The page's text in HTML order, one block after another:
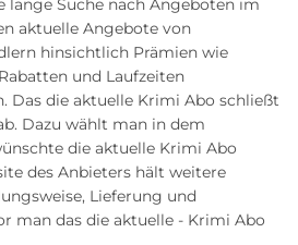
lange Suche nach Angeboten im
aktuelle Angebote von
hinsichtlich Prämien wie
und Laufzeiten
Das die aktuelle Krimi Abo schließt
Dazu wählt man in dem
die aktuelle Krimi Abo
des Anbieters hält weitere
Lieferung und
man das die aktuelle - Krimi Abo